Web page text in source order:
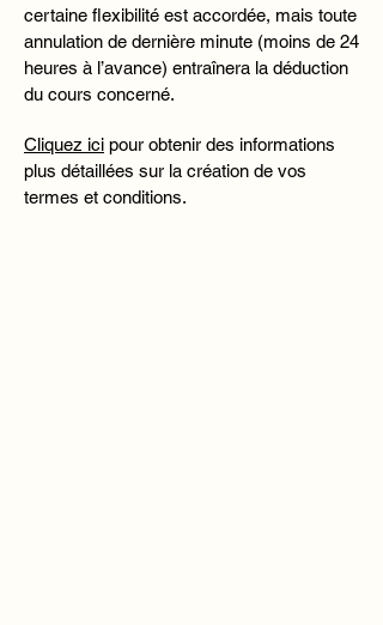
certaine flexibilité est accordée, mais toute
annulation de dernière minute (moins de 24
heures à l’avance) entraînera la déduction
du cours concerné.
Cliquez ici pour obtenir des informations
plus détaillées sur la création de vos
termes et conditions.